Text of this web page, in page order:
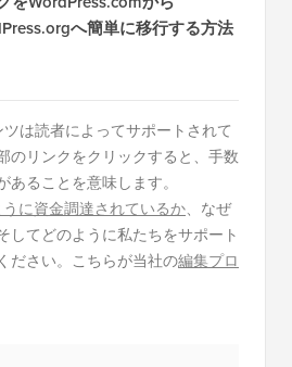
へ簡単に移行する方法
は読者によってサポートされて
のリンクをクリックすると、手数
ることを意味します。
に資金調達されているか、なぜ
してどのように私たちをサポート
ださい。こちらが当社の編集プロ